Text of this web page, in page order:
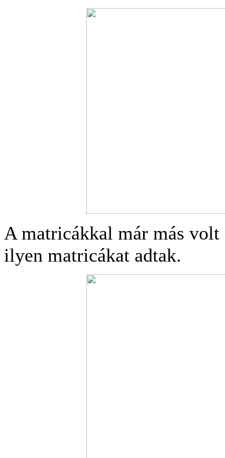
A matricákkal már más volt
ilyen matricákat adtak.